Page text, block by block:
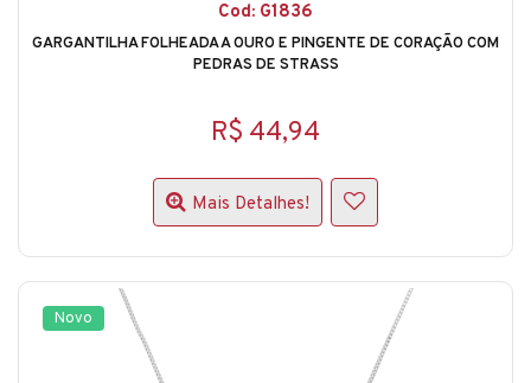
Cod: G1836
GARGANTILHA FOLHEADA A OURO E PINGENTE DE CORAÇÃO COM
PEDRAS DE STRASS
R$ 44,94
Mais Detalhes!
Novo